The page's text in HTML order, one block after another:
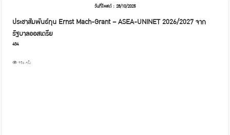
วันที่โพสต์ : 28/10/2025
ประชาสัมพันธ์ทุน Ernst Mach-Grant – ASEA-UNINET 2026/2027 จาก
รัฐบาลออสเตรีย
434
956 ครั้ง